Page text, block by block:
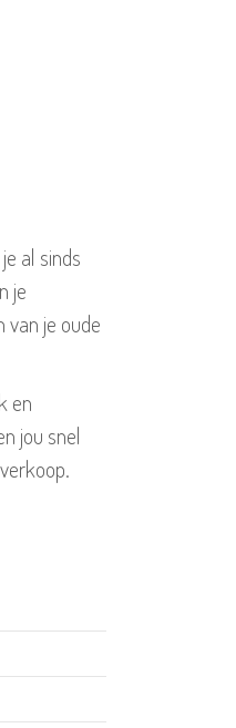
al sinds
je
je oude
en
jou snel